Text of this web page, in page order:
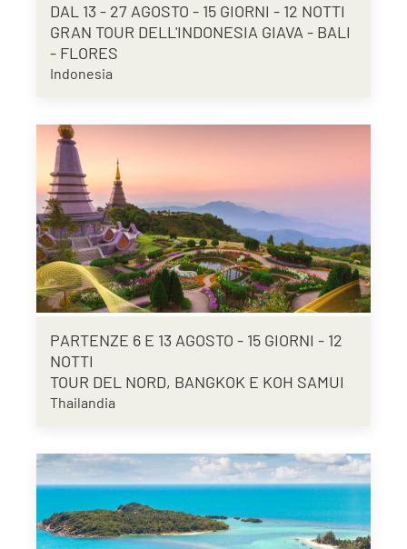
DAL 13 - 27 AGOSTO - 15 GIORNI - 12 NOTTI
GRAN TOUR DELL'INDONESIA GIAVA - BALI
- FLORES
Indonesia
PARTENZE 6 E 13 AGOSTO - 15 GIORNI - 12
NOTTI
TOUR DEL NORD, BANGKOK E KOH SAMUI
Thailandia